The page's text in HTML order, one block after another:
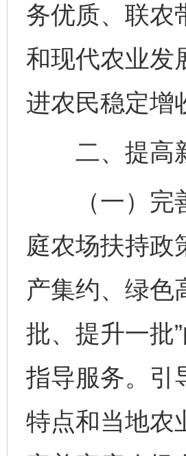
务优质、联农
和现代农业发
进农民稳定增
二、提高新
（一）完善
庭农场扶持政
产集约、绿色
批、提升一批
指导服务。引
特点和当地农